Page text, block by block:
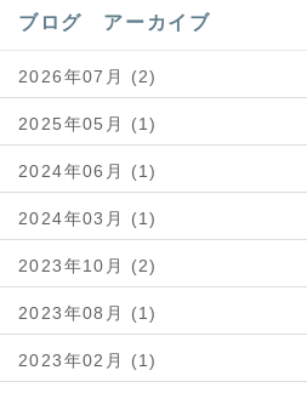
ブログ アーカイブ
2026年07月 (2)
2025年05月 (1)
2024年06月 (1)
2024年03月 (1)
2023年10月 (2)
2023年08月 (1)
2023年02月 (1)